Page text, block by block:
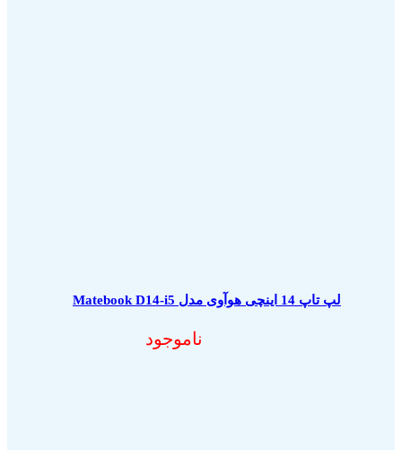
لپ تاپ 14 اینچی هوآوی مدل Matebook D14-i5
ناموجود